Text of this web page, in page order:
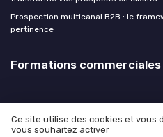
Prospection multicanal B2B : le
pertinence
Formations commerciales
Mentions légales
Ce site utilise des cookies et vous
vous souhaitez activer